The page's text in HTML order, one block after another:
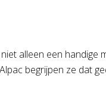
alleen een
begrijpen ze dat